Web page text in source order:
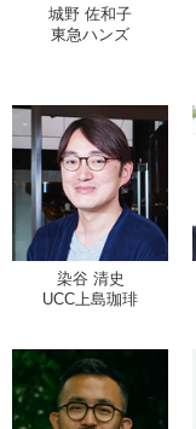
城野 佐和子
東急ハンズ
染谷 清史
UCC上島珈琲